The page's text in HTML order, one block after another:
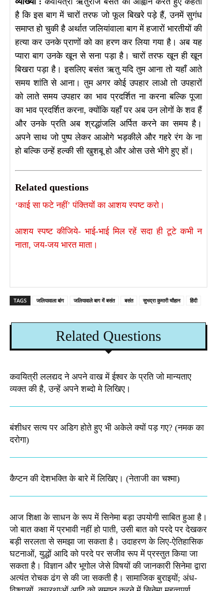
है कि इस बाग में चारों तरफ जो फूल बिखरे पड़े हैं, उनमें सुगंध
समाप्त हो चुकी है अर्थात जलियांवाला बाग में हजारों भारतीयों की
हत्या कर उनके प्राणों को का हरण कर लिया गया है। अब यह
प्यारा बाग उनके खून से सना पड़ा है। चारों तरफ खून ही खून
बिखरा पड़ा है। इसलिए बसंत ऋतु यदि तुम आना तो यहाँ आते
समय शांति से आना। तुम अगर कोई उपहार लाओ तो उपहारों
को लाते समय उपहार का भाव प्रदर्शित ना करना बल्कि पूजा
का भाव प्रदर्शित करना, क्योंकि यहाँ पर अब उन लोगों के शव हैं
और उनके प्रति अब श्रद्धांजलि अर्पित करने का समय है।
अपने साथ जो पुष्प लेकर आओगे भड़कीले और गहरे रंग के ना
हो बल्कि उन्हें हल्की सी खुशबू हो और ओस उसे भीगे हुए हों।
Related questions
‘काई सा फटे नहीं’ पंक्तियों का आशय स्पष्ट करो।
आशय स्पष्ट कीजिये- भाई-भाई मिल रहें सदा ही टूटे कभी न
नाता, जय-जय भारत माता।
TAGS जलियावाला बांग जलियावाले बाग में बसंत बसंत सुभद्रा कुमारी चौहान हिंदी
Related Questions
कवयित्री ललद्यद ने अपने वाख में ईश्वर के प्रति जो मान्यताए
व्यक्त की है, उन्हें अपने शब्दो मे लिखिए।
बंशीधर सत्य पर अडिग होते हुए भी अकेले क्यों पड़ गए? (नमक का
दरोगा)
कैप्टन की देशभक्ति के बारे में लिखिए।​ (नेताजी का चश्मा)
आज शिक्षा के साधन के रूप में सिनेमा बड़ा उपयोगी साबित हुआ है।
जो बात कक्षा में प्रभावी नहीं हो पाती, उसी बात को परदे पर देखकर
बड़ी सरलता से समझा जा सकता है। उदाहरण के लिए-ऐतिहासिक
घटनाओं, युद्धों आदि को परदे पर सजीव रूप में प्रस्तुत किया जा
सकता है। विज्ञान और भूगोल जेसे विषयों की जानकारी सिनेमा द्वारा
अत्यंत रोचक ढंग से की जा सकती है। सामाजिक बुराइयों; अंध-